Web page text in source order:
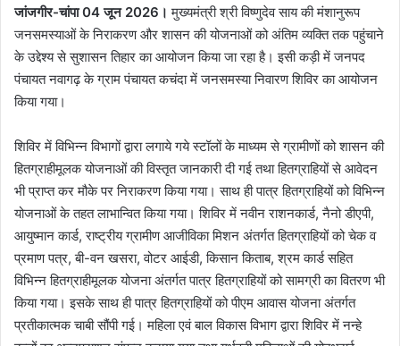
जांजगीर-चांपा 04 जून 2026। मुख्यमंत्री श्री विष्णुदेव साय की मंशानुरूप
जनसमस्याओं के निराकरण और शासन की योजनाओं को अंतिम व्यक्ति तक पहुंचाने
के उद्देश्य से सुशासन तिहार का आयोजन किया जा रहा है। इसी कड़ी में जनपद
पंचायत नवागढ़ के ग्राम पंचायत कचंदा में जनसमस्या निवारण शिविर का आयोजन
किया गया।
शिविर में विभिन्न विभागों द्वारा लगाये गये स्टॉलों के माध्यम से ग्रामीणों को शासन की
हितग्राहीमूलक योजनाओं की विस्तृत जानकारी दी गई तथा हितग्राहियों से आवेदन
भी प्राप्त कर मौके पर निराकरण किया गया। साथ ही पात्र हितग्राहियों को विभिन्न
योजनाओं के तहत लाभान्वित किया गया। शिविर में नवीन राशनकार्ड, नैनो डीएपी,
आयुष्मान कार्ड, राष्ट्रीय ग्रामीण आजीविका मिशन अंतर्गत हितग्राहियों को चेक व
प्रमाण पत्र, बी-वन खसरा, वोटर आईडी, किसान किताब, श्रम कार्ड सहित
विभिन्न हितग्राहीमूलक योजना अंतर्गत पात्र हितग्राहियों को सामग्री का वितरण भी
किया गया। इसके साथ ही पात्र हितग्राहियों को पीएम आवास योजना अंतर्गत
प्रतीकात्मक चाबी सौंपी गई। महिला एवं बाल विकास विभाग द्वारा शिविर में नन्हे